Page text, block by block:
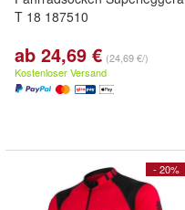
T 18 187510
ab 24,69 € (24,69 €/)
Kostenloser Versand
- 20%